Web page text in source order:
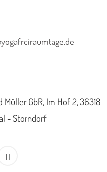
Müller GbR, Im Hof 2, 36318
- Storndorf